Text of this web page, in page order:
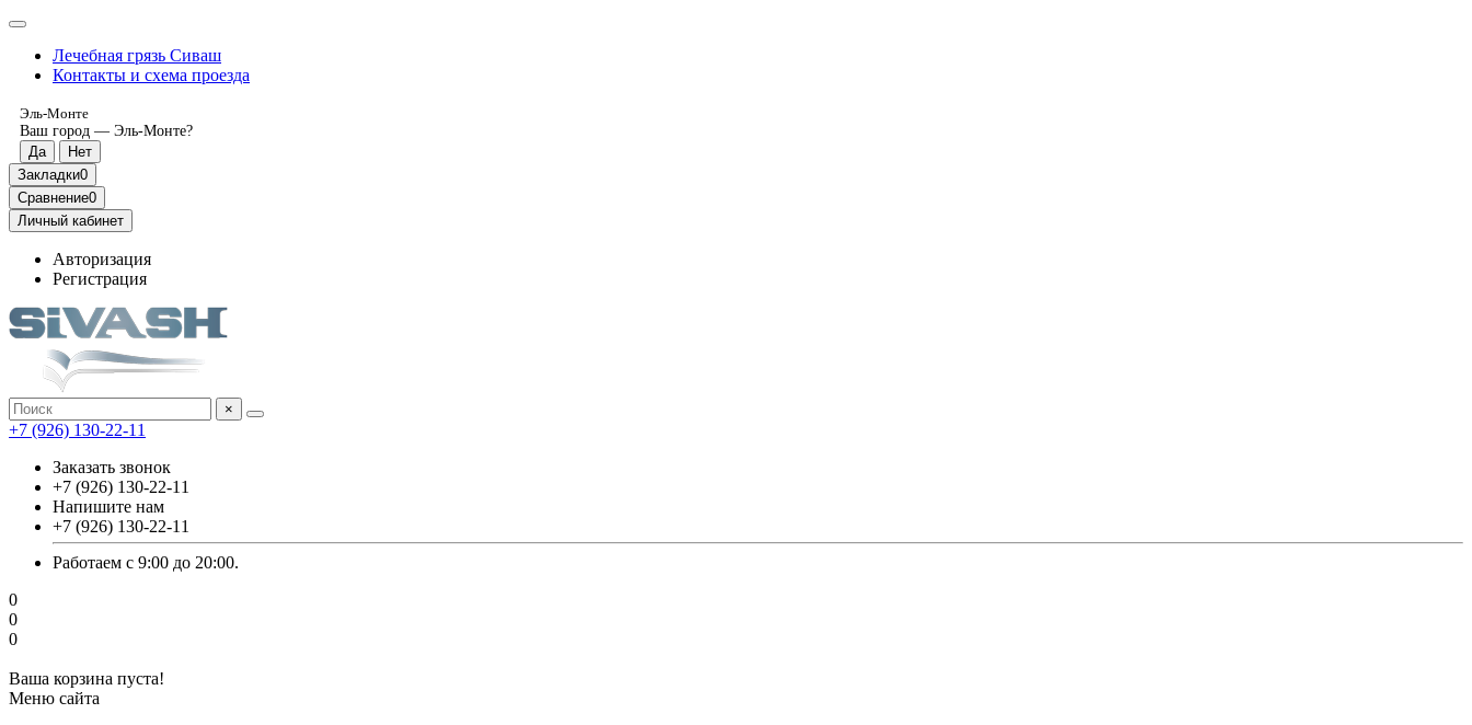
Лечебная грязь Сиваш
Контакты и схема проезда
Эль-Монте
Ваш город — Эль-Монте?
Закладки0
Сравнение0
Личный кабинет
Авторизация
Регистрация
×
‎+7 (926) 130-22-11
Заказать звонок
‎+7 (926) 130-22-11
Напишите нам
‎+7 (926) 130-22-11
Работаем с 9:00 до 20:00.
0
0
0
Ваша корзина пуста!
Меню сайта